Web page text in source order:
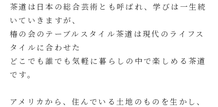
茶道は日本の総合芸術とも呼ばれ、学びは一生続
いていきますが、
椿の会のテーブルスタイル茶道は現代のライフス
タイルに合わせた
どこでも誰でも気軽に暮らしの中で楽しめる茶道
です。
アメリカから、住んでいる土地のものを生かし、